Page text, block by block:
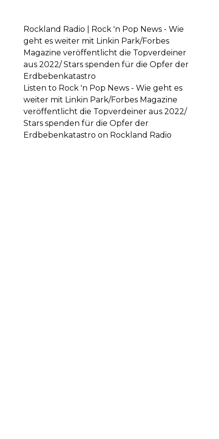
Rockland Radio | Rock 'n Pop News - Wie
geht es weiter mit Linkin Park/Forbes
Magazine veröffentlicht die Topverdeiner
aus 2022/ Stars spenden für die Opfer der
Erdbebenkatastro
Listen to Rock 'n Pop News - Wie geht es
weiter mit Linkin Park/Forbes Magazine
veröffentlicht die Topverdeiner aus 2022/
Stars spenden für die Opfer der
Erdbebenkatastro on Rockland Radio